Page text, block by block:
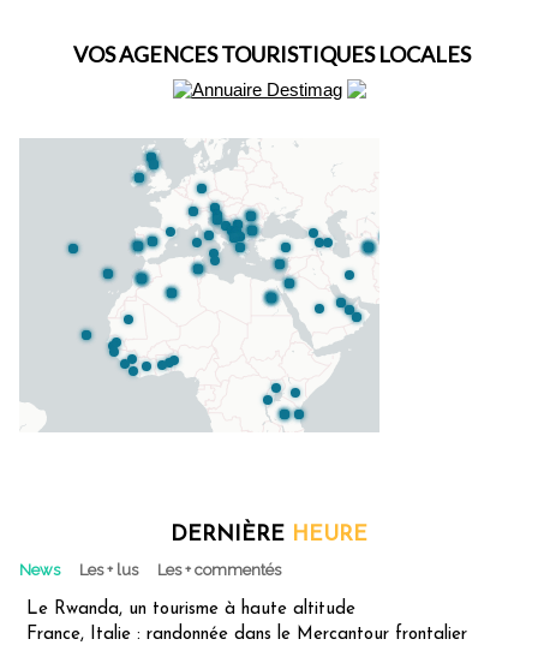
VOS AGENCES TOURISTIQUES LOCALES
DERNIÈRE HEURE
News Les + lus Les + commentés
Le Rwanda, un tourisme à haute altitude
France, Italie : randonnée dans le Mercantour frontalier